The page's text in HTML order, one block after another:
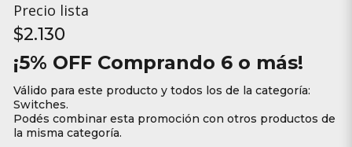
Precio lista
$2.130
¡5% OFF Comprando 6 o más!
Válido para este producto y todos los de la categoría:
Switches.
Podés combinar esta promoción con otros productos de
la misma categoría.